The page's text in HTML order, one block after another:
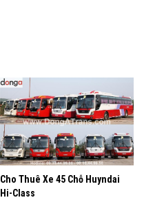
Cho Thuê Xe 45 Chỗ Huyndai
Hi-Class